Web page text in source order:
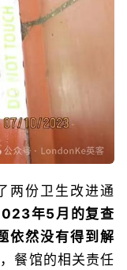
两份卫生改进通
年5月的复查
依然没有得到解
餐馆的相关责任